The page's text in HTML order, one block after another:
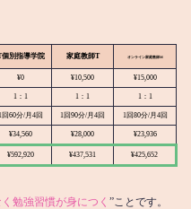
個別指導学院 家庭教師T オンライン家庭教師M
¥0 ¥10,500 ¥15,000
1：1 1：1 1：1
1回60分/月4回 1回90分/月4回 1回80分/月4回
¥34,560 ¥28,000 ¥23,936
¥592,920 ¥437,531 ¥425,652
勉強習慣が身につく ”ことです。